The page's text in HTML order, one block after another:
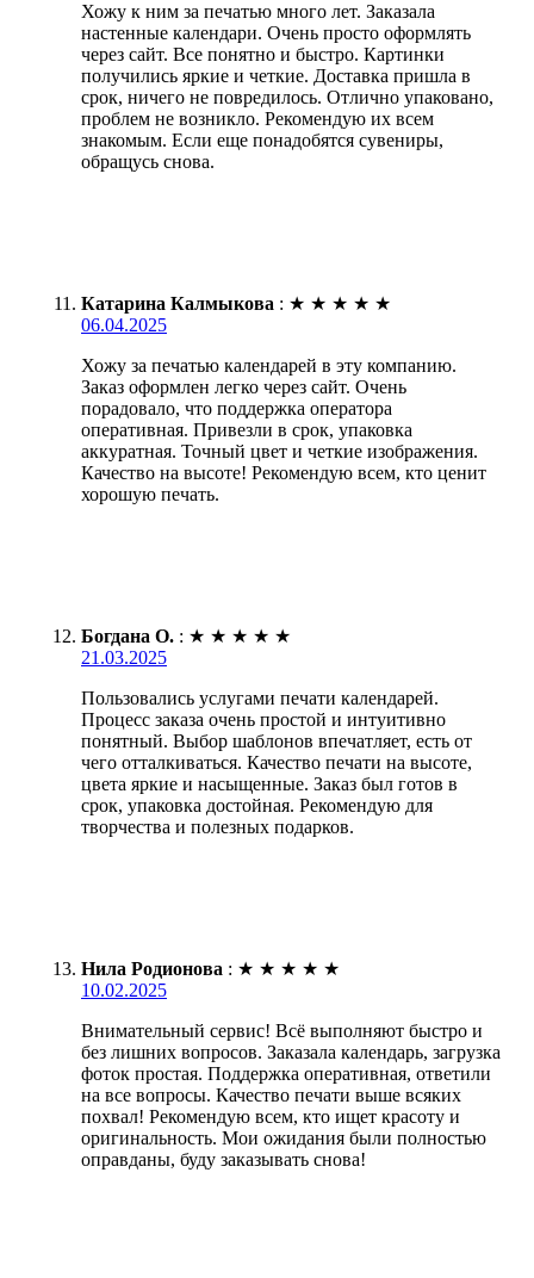
Хожу к ним за печатью много лет. Заказала
настенные календари. Очень просто оформлять
через сайт. Все понятно и быстро. Картинки
получились яркие и четкие. Доставка пришла в
срок, ничего не повредилось. Отлично упаковано,
проблем не возникло. Рекомендую их всем
знакомым. Если еще понадобятся сувениры,
обращусь снова.
Катарина Калмыкова : ★ ★ ★ ★ ★
06.04.2025
Хожу за печатью календарей в эту компанию.
Заказ оформлен легко через сайт. Очень
порадовало, что поддержка оператора
оперативная. Привезли в срок, упаковка
аккуратная. Точный цвет и четкие изображения.
Качество на высоте! Рекомендую всем, кто ценит
хорошую печать.
Богдана О. : ★ ★ ★ ★ ★
21.03.2025
Пользовались услугами печати календарей.
Процесс заказа очень простой и интуитивно
понятный. Выбор шаблонов впечатляет, есть от
чего отталкиваться. Качество печати на высоте,
цвета яркие и насыщенные. Заказ был готов в
срок, упаковка достойная. Рекомендую для
творчества и полезных подарков.
Нила Родионова : ★ ★ ★ ★ ★
10.02.2025
Внимательный сервис! Всё выполняют быстро и
без лишних вопросов. Заказала календарь, загрузка
фоток простая. Поддержка оперативная, ответили
на все вопросы. Качество печати выше всяких
похвал! Рекомендую всем, кто ищет красоту и
оригинальность. Мои ожидания были полностью
оправданы, буду заказывать снова!